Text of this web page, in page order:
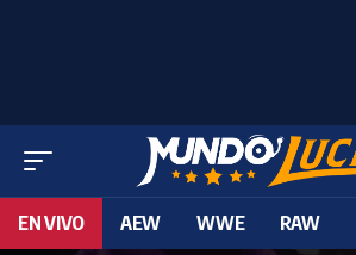
EN VIVO AEW WWE RAW